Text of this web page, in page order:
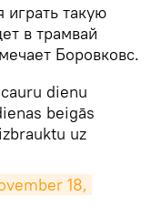
такую
в трамвай
Боровковс.
dienu
beigās
uz
18,